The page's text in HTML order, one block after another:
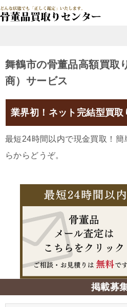
舞鶴市の骨董品高額買取
商）サービス
業界初！ネット完結型買取
最短24時間以内で現金買取！簡
らからどうぞ。
掲載募